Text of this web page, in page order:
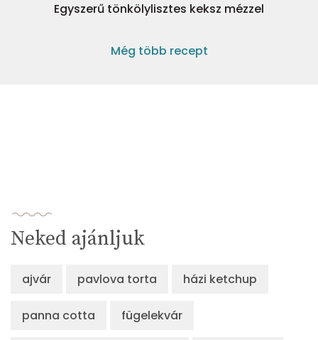
Egyszerű tönkölylisztes keksz mézzel
Még több recept
Neked ajánljuk
ajvár pavlova torta házi ketchup
panna cotta fügelekvár